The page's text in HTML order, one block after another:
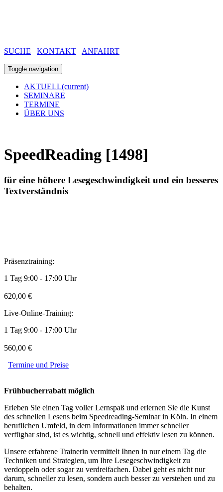
SUCHE KONTAKT ANFAHRT
Toggle navigation
AKTUELL(current)
SEMINARE
TERMINE
ÜBER UNS
SpeedReading [1498]
für eine höhere Lesegeschwindigkeit und ein besseres
Textverständnis
Präsenztraining:
1 Tag 9:00 - 17:00 Uhr
620,00 €
Live-Online-Training:
1 Tag 9:00 - 17:00 Uhr
560,00 €
Termine und Preise
Frühbucherrabatt möglich
Erleben Sie einen Tag voller Lernspaß und erlernen Sie die Kunst
des schnellen Lesens beim Speedreading-Seminar in Köln. In einem
beruflichen Umfeld, in dem Informationen immer schneller
verfügbar sind, ist es wichtig, schnell und effektiv lesen zu können.
Unsere erfahrene Trainerin vermittelt Ihnen in nur einem Tag die
Techniken und Strategien, um Ihre Lesegeschwindigkeit zu
verdoppeln oder sogar zu verdreifachen. Dabei geht es nicht nur
darum, schneller zu lesen, sondern auch besser zu verstehen und zu
behalten.